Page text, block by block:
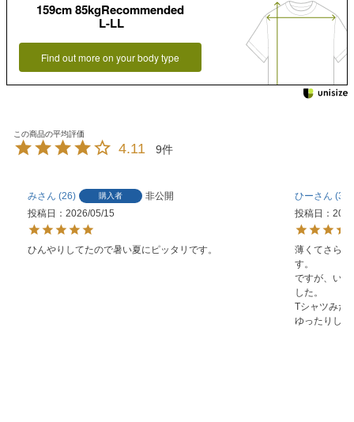
159cm 85kgRecommended
L-LL
Find out more on your body type
4.11 9
み 26 購入者
非公開
投稿日
2026/05/15
ひんやりしてたので暑い夏にピッタリです。
ひー
35
投稿日
薄くてさら
す。
ですが、い
した。
Tシャツみた
ゆったりし